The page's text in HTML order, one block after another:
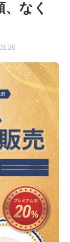
、なく